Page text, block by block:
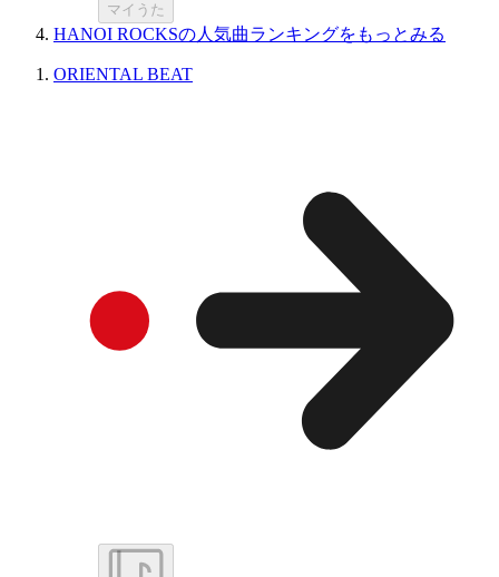
マイうた
HANOI ROCKSの人気曲ランキングをもっとみる
ORIENTAL BEAT